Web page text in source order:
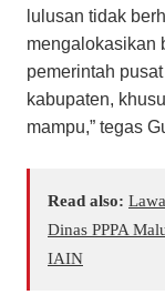
lulusan tidak
mengalokasikan
pemerintah
kabupaten,
mampu,” tegas
Read also:
Dinas PPPA
IAIN